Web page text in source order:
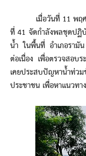
เมื่อวันที่ 11 พฤศจิก
ที่ 41 จัดกำลังพลชุดปฏิบั
น้ำ ในพื้นที่ อำเภอรามั
ต่อเนื่อง เพื่อตรวจสอบ
เคยประสบปัญหาน้ำท่ว
ประชาชน เพื่อหาแนวทา